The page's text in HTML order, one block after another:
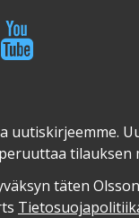
uutiskirjeemme.
tilauksen
täten